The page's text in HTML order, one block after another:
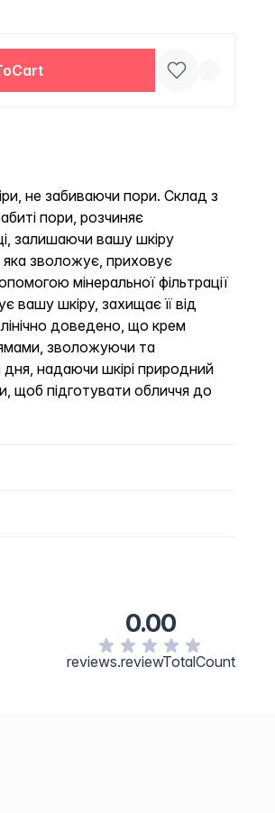
не забиваючи пори. Склад з
пори, розчиняє
залишаючи вашу шкіру
зволожує, приховує
мінеральної фільтрації
вашу шкіру, захищає її від
доведено, що крем
зволожуючи та
надаючи шкірі природний
щоб підготувати обличчя до
0.00
reviews.reviewTotalCount